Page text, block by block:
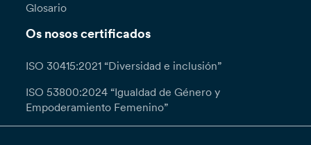
Glosario
Os nosos certificados
ISO 30415:2021 “Diversidad e inclusión”
ISO 53800:2024 “Igualdad de Género y
Empoderamiento Femenino”